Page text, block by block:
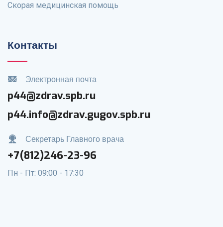
Скорая медицинская помощь
Контакты
Электронная почта
p44@zdrav.spb.ru
p44.info@zdrav.gugov.spb.ru
Секретарь Главного врача
+7(812)246-23-96
Пн - Пт: 09:00 - 17:30